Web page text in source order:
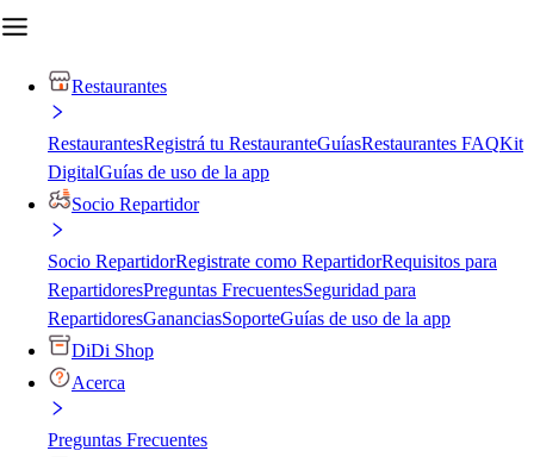
Restaurantes
RestaurantesRegistrá tu RestauranteGuíasRestaurantes FAQKit
DigitalGuías de uso de la app
Socio Repartidor
Socio RepartidorRegistrate como RepartidorRequisitos para
RepartidoresPreguntas FrecuentesSeguridad para
RepartidoresGananciasSoporteGuías de uso de la app
DiDi Shop
Acerca
Preguntas Frecuentes